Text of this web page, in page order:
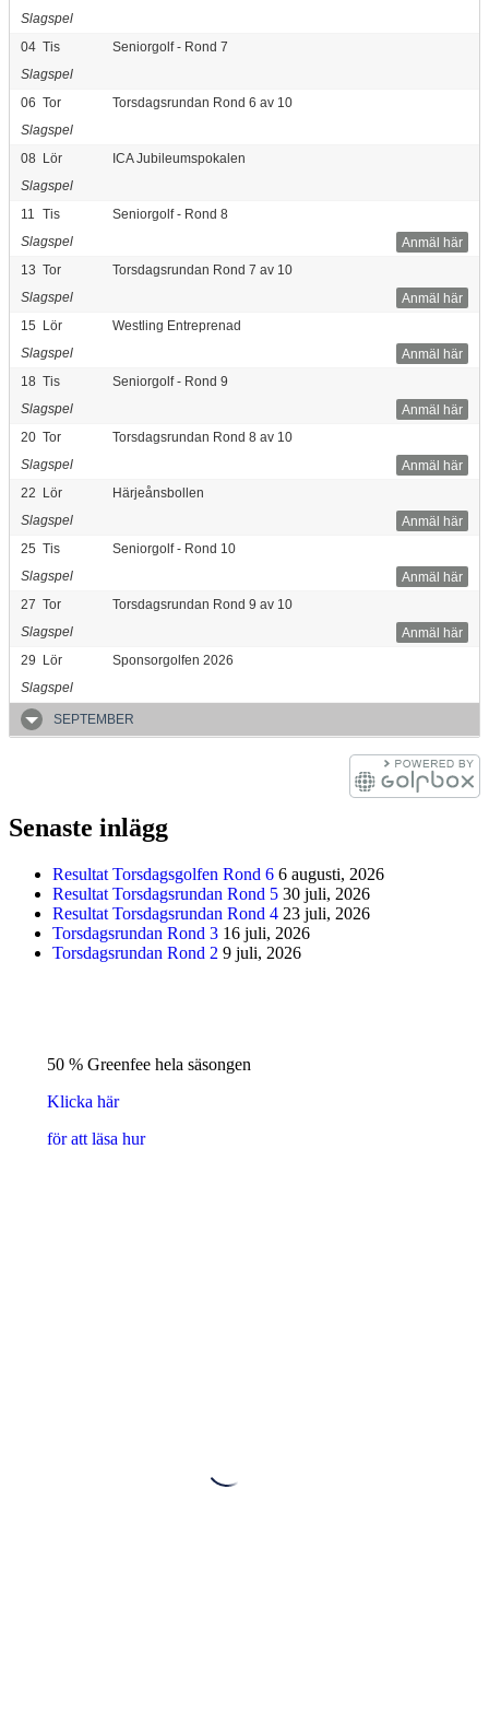
Slagspel
04 Tis
Seniorgolf - Rond 7
Slagspel
06 Tor
Torsdagsrundan Rond 6 av 10
Slagspel
08 Lör
ICA Jubileumspokalen
Slagspel
11
Tis
Seniorgolf - Rond 8
Anmäl här
Slagspel
13 Tor
Torsdagsrundan Rond 7 av 10
Anmäl här
Slagspel
15 Lör
Westling Entreprenad
Anmäl här
Slagspel
18 Tis
Seniorgolf - Rond 9
Anmäl här
Slagspel
20 Tor
Torsdagsrundan Rond 8 av 10
Anmäl här
Slagspel
22 Lör
Härjeånsbollen
Anmäl här
Slagspel
25 Tis
Seniorgolf - Rond 10
Anmäl här
Slagspel
27 Tor
Torsdagsrundan Rond 9 av 10
Anmäl här
Slagspel
29 Lör
Sponsorgolfen 2026
Slagspel
SEPTEMBER
Senaste inlägg
Resultat Torsdagsgolfen Rond 6 6 augusti, 2026
Resultat Torsdagsrundan Rond 5 30 juli, 2026
Resultat Torsdagsrundan Rond 4 23 juli, 2026
Torsdagsrundan Rond 3 16 juli, 2026
Torsdagsrundan Rond 2 9 juli, 2026
50 % Greenfee hela säsongen
Klicka här
för att läsa hur